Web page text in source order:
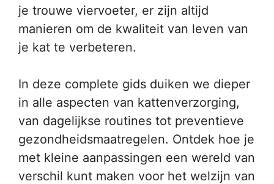
je trouwe viervoeter, er zijn altijd
manieren om de kwaliteit van leven van
je kat te verbeteren.
In deze complete gids duiken we dieper
in alle aspecten van kattenverzorging,
van dagelijkse routines tot preventieve
gezondheidsmaatregelen. Ontdek hoe je
met kleine aanpassingen een wereld van
verschil kunt maken voor het welzijn van